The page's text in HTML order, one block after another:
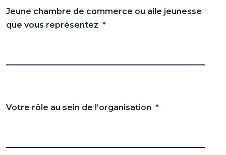
Jeune chambre de commerce ou aile jeunesse
que vous représentez *
Votre rôle au sein de l’organisation *